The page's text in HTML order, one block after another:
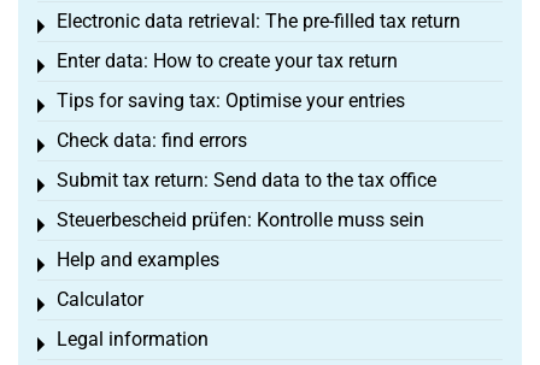
Electronic data retrieval: The pre-filled tax return
Toggle menu
Enter data: How to create your tax return
Toggle menu
Tips for saving tax: Optimise your entries
Toggle menu
Check data: find errors
Toggle menu
Submit tax return: Send data to the tax office
Toggle menu
Steuerbescheid prüfen: Kontrolle muss sein
Toggle menu
Help and examples
Toggle menu
Calculator
Toggle menu
Legal information
Toggle menu